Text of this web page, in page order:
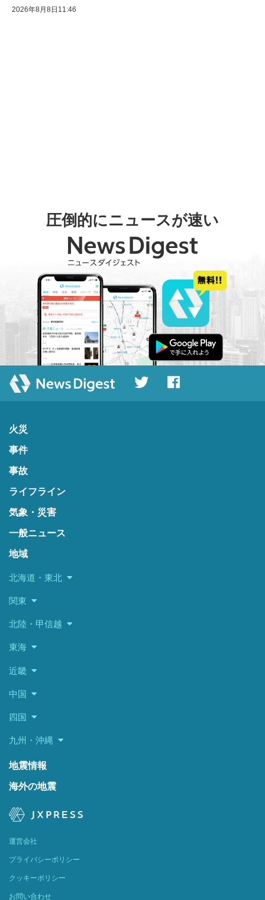
2026年8月8日11:46
圧倒的にニュースが速い
火災
事件
事故
ライフライン
気象・災害
一般ニュース
地域
北海道・東北
関東
北陸・甲信越
東海
近畿
中国
四国
九州・沖縄
地震情報
海外の地震
運営会社
プライバシーポリシー
クッキーポリシー
お問い合わせ